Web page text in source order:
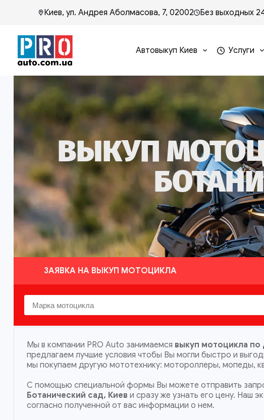
Киев, ул. Андрея Аболмасова, 7, 02002 Без выходных
Автовыкуп Киев Услуги
ВЫКУП
ЗАЯВКА НА ВЫКУП МОТОЦИКЛА
Мы в компании PRO Auto занимаемся выкуп мотоцикла по
предлагаем лучшие условия чтобы Вы могли быстро и
мы покупаем другую мототехнику: мотороллеры, мопеды,
С помощью специальной формы Вы можете отправить
Ботанический сад, Киев и сразу же узнать его цену. Наш
согласно полученной от вас информации о нем.